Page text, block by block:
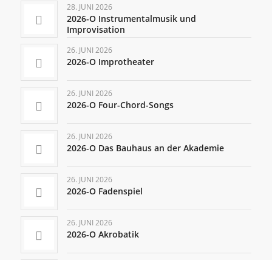
28. JUNI 2026
2026-O Instrumentalmusik und
Improvisation
26. JUNI 2026
2026-O Improtheater
26. JUNI 2026
2026-O Four-Chord-Songs
26. JUNI 2026
2026-O Das Bauhaus an der Akademie
26. JUNI 2026
2026-O Fadenspiel
26. JUNI 2026
2026-O Akrobatik